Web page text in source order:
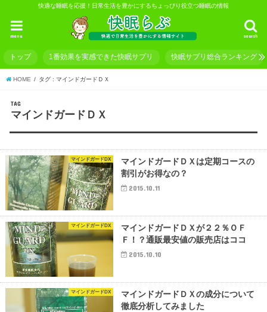
快適な睡眠を応援！日常生活を豊かにするちょっぴり役立つ睡眠の情報
search
menu
トップ 1番効果を実感できた快眠サプリ 快眠サプリ総合ランキング
HOME タグ : マインドガードＤＸ
TAG
マインドガードＤＸ
マインドガードDX
マインドガードＤＸは定期コースの
割引がお得なの？
2015.10.11
マインドガードDX
マインドガードＤＸが２２％ＯＦ
Ｆ！？通販最安値の販売店はココ
2015.10.10
マインドガードDX
マインドガードＤＸの成分について
徹底分析してみました